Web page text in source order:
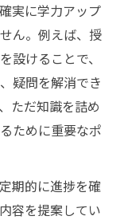
実に学力アップ
ん。例えば、授
設けることで、
疑問を解消でき
ただ知識を詰め
ために重要なポ
期的に進捗を確
容を提案してい